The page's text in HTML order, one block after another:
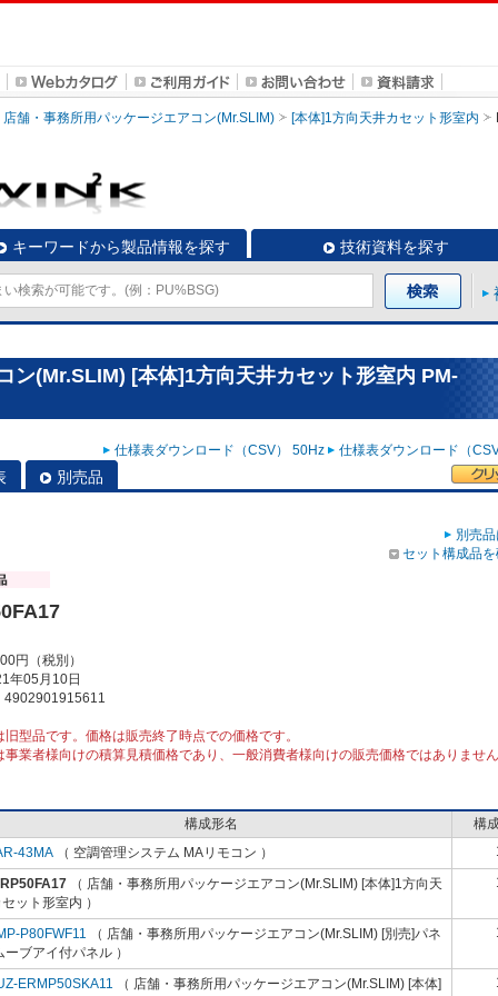
店舗・事務所用パッケージエアコン(Mr.SLIM) [本体]1方向天井カセット形室内
キーワードから製品情報を探す 技術資料を探す
ン(Mr.SLIM) [本体]1方向天井カセット形室内 PM-
仕様表ダウンロード（CSV） 50Hz 仕様表ダウンロード（
別売品
別売
セット構成品
円（税別）
年05月10日
4902901915611
型品です。価格は販売終了時点での価格です。
業者様向けの積算見積価格であり、一般消費者様向けの販売価格ではありませ
構成形名
構
43MA （ 空調管理システム MAリモコン ）
（ 店舗・事務所用パッケージエアコン(Mr.SLIM) [本体]1方向天
ット形室内 ）
P80FWF11 （ 店舗・事務所用パッケージエアコン(Mr.SLIM) [別売]パネ
ーブアイ付パネル ）
ERMP50SKA11 （ 店舗・事務所用パッケージエアコン(Mr.SLIM) [本体]